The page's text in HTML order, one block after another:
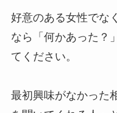
好意のある女性でな
なら「何かあった？
てください。
最初興味がなかった